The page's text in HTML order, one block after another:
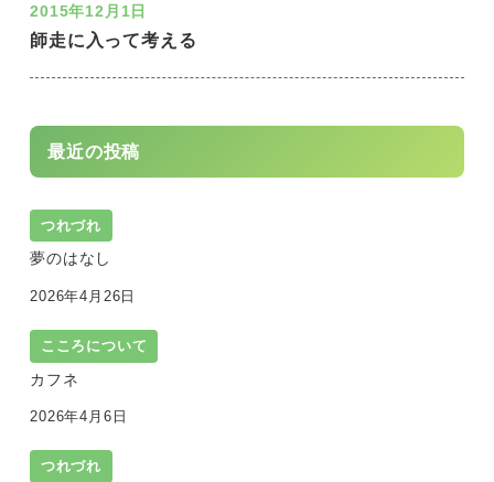
師走に入って考える
2015年12月1日
最近の投稿
つれづれ
夢のはなし
2026年4月26日
こころについて
カフネ
2026年4月6日
つれづれ